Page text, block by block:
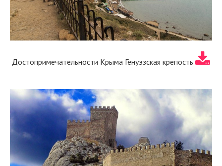
Достопримечательности Крыма Генуэзская крепость